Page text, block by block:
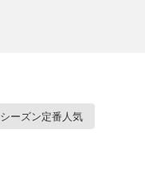
シーズン定番人気